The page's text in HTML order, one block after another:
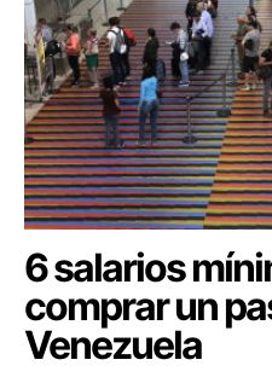
6 salarios
comprar un
Venezuela